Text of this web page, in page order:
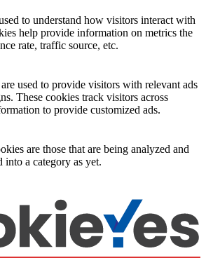
to understand how visitors interact with
help provide information on metrics the
rate, traffic source, etc.
used to provide visitors with relevant ads
These cookies track visitors across
to provide customized ads.
are those that are being analyzed and
into a category as yet.